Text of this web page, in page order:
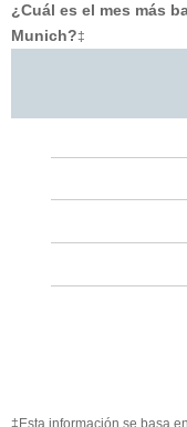
¿Cuál es el mes más
Munich?‡